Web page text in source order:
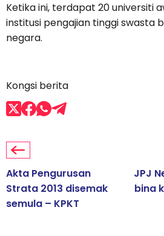
Ketika ini, terdapat 20 universiti
institusi pengajian tinggi swasta
negara.
Kongsi berita
Akta Pengurusan
Strata 2013 disemak
semula – KPKT
JPJ
bina